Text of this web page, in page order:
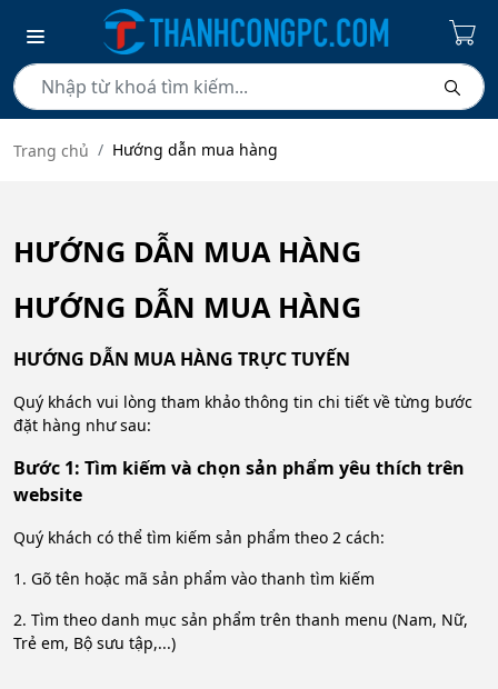
Trang chủ Hướng dẫn mua hàng
HƯỚNG DẪN MUA HÀNG
HƯỚNG DẪN MUA HÀNG
HƯỚNG DẪN MUA HÀNG TRỰC TUYẾN
Quý khách vui lòng tham khảo thông tin chi tiết về từng bước
đặt hàng như sau:
Bước 1: Tìm kiếm và chọn sản phẩm yêu thích trên
website
Quý khách có thể tìm kiếm sản phẩm theo 2 cách:
1. Gõ tên hoặc mã sản phẩm vào thanh tìm kiếm
2. Tìm theo danh mục sản phẩm trên thanh menu (Nam, Nữ,
Trẻ em, Bộ sưu tập,...)